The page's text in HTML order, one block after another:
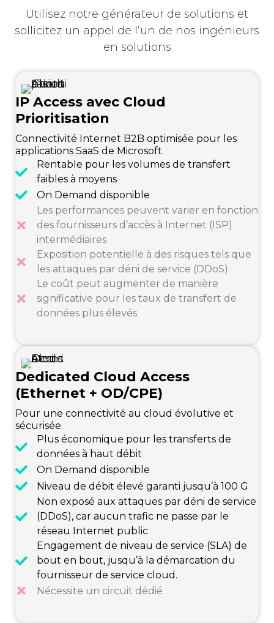
Utilisez notre générateur de solutions et
sollicitez un appel de l’un de nos ingénieurs
en solutions
IP Access avec Cloud
Prioritisation
Connectivité Internet B2B optimisée pour les
applications SaaS de Microsoft.
Rentable pour les volumes de transfert
faibles à moyens
On Demand disponible
Les performances peuvent varier en fonction
des fournisseurs d’accès à Internet (ISP)
intermédiaires
Exposition potentielle à des risques tels que
les attaques par déni de service (DDoS)
Le coût peut augmenter de manière
significative pour les taux de transfert de
données plus élevés
Dedicated Cloud Access
(Ethernet + OD/CPE)
Pour une connectivité au cloud évolutive et
sécurisée.
Plus économique pour les transferts de
données à haut débit
On Demand disponible
Niveau de débit élevé garanti jusqu’à 100 G
Non exposé aux attaques par déni de service
(DDoS), car aucun trafic ne passe par le
réseau Internet public
Engagement de niveau de service (SLA) de
bout en bout, jusqu’à la démarcation du
fournisseur de service cloud.
Nécessite un circuit dédié